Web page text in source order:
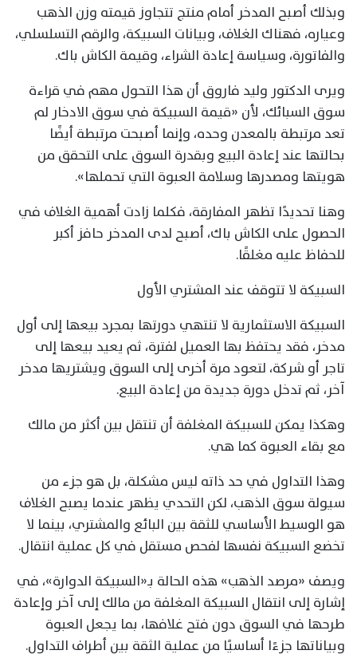
وبذلك أصبح المدخر أمام منتج تتجاوز قيمته وزن الذهب
وعياره، فهناك الغلاف، وبيانات السبيكة، والرقم التسلسلي،
والفاتورة، وسياسة إعادة الشراء، وقيمة الكاش باك.
ويرى الدكتور وليد فاروق أن هذا التحول مهم في قراءة
سوق السبائك، لأن «قيمة السبيكة في سوق الادخار لم
تعد مرتبطة بالمعدن وحده، وإنما أصبحت مرتبطة أيضًا
بحالتها عند إعادة البيع وبقدرة السوق على التحقق من
هويتها ومصدرها وسلامة العبوة التي تحملها».
وهنا تحديدًا تظهر المفارقة، فكلما زادت أهمية الغلاف في
الحصول على الكاش باك، أصبح لدى المدخر حافز أكبر
للحفاظ عليه مغلقًا.
السبيكة لا تتوقف عند المشتري الأول
السبيكة الاستثمارية لا تنتهي دورتها بمجرد بيعها إلى أول
مدخر، فقد يحتفظ بها العميل لفترة، ثم يعيد بيعها إلى
تاجر أو شركة، لتعود مرة أخرى إلى السوق ويشتريها مدخر
آخر، ثم تدخل دورة جديدة من إعادة البيع.
وهكذا يمكن للسبيكة المغلفة أن تنتقل بين أكثر من مالك
مع بقاء العبوة كما هي.
وهذا التداول في حد ذاته ليس مشكلة، بل هو جزء من
سيولة سوق الذهب، لكن التحدي يظهر عندما يصبح الغلاف
هو الوسيط الأساسي للثقة بين البائع والمشتري، بينما لا
تخضع السبيكة نفسها لفحص مستقل في كل عملية انتقال.
ويصف «مرصد الذهب» هذه الحالة بـ«السبيكة الدوارة»، في
إشارة إلى انتقال السبيكة المغلفة من مالك إلى آخر وإعادة
طرحها في السوق دون فتح غلافها، بما يجعل العبوة
وبياناتها جزءًا أساسيًا من عملية الثقة بين أطراف التداول.